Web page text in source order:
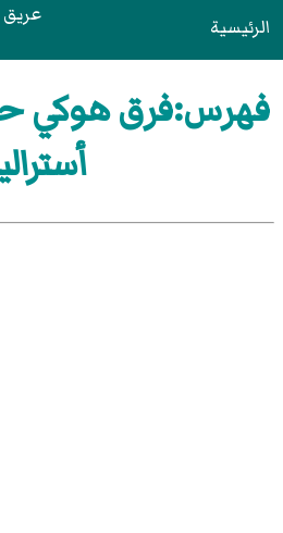
الرئيسية عريق
فهرس:فرق هوكي